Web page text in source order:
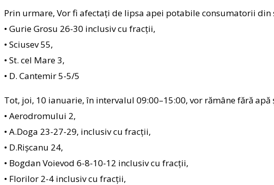
Prin urmare, Vor fi afectaţi de lipsa apei potabile consumatorii din
• Gurie Grosu 26-30 inclusiv cu fracţii,
• Sciusev 55,
• St. cel Mare 3,
• D. Cantemir 5-5/5
Tot, joi, 10 ianuarie, în intervalul 09:00–15:00, vor rămâne fără
• Aerodromului 2,
• A.Doga 23-27-29, inclusiv cu fracţii,
• D.Rişcanu 24,
• Bogdan Voievod 6-8-10-12 inclusiv cu fracţii,
• Florilor 2-4 inclusiv cu fracţii,